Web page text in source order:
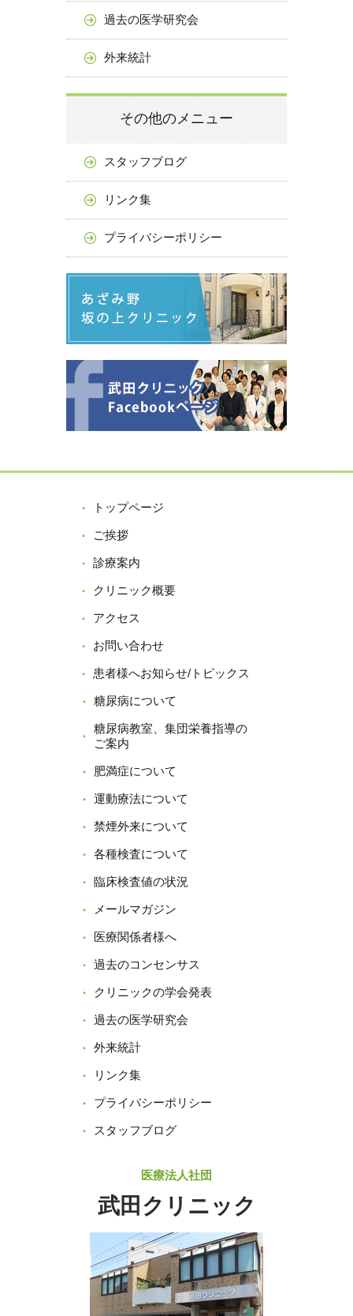
過去の医学研究会
外来統計
その他のメニュー
スタッフブログ
リンク集
プライバシーポリシー
トップページ
ご挨拶
診療案内
クリニック概要
アクセス
お問い合わせ
患者様へお知らせ/トピックス
糖尿病について
糖尿病教室、集団栄養指導の
ご案内
肥満症について
運動療法について
禁煙外来について
各種検査について
臨床検査値の状況
メールマガジン
医療関係者様へ
過去のコンセンサス
クリニックの学会発表
過去の医学研究会
外来統計
リンク集
プライバシーポリシー
スタッフブログ
医療法人社団
武田クリニック